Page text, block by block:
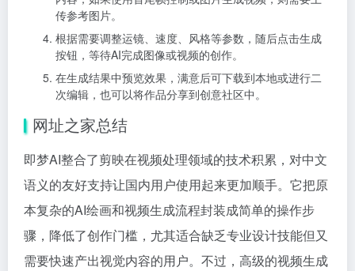
传参考图片。
根据需要调整运镜、速度、风格等参数，随后点击生成
按钮，等待AI完成图像或视频的创作。
在生成结果中预览效果，满意后可下载到本地或进行二
次编辑，也可以将作品分享到创意社区中。
网址之家总结
即梦AI整合了剪映在视频处理领域的技术积累，对中文
语义的友好支持让国内用户使用起来更加顺手。它把原
本复杂的AI绘画和视频生成流程封装成简单的操作步
骤，降低了创作门槛，尤其适合缺乏专业设计技能但又
需要快速产出视觉内容的用户。不过，高级的视频生成